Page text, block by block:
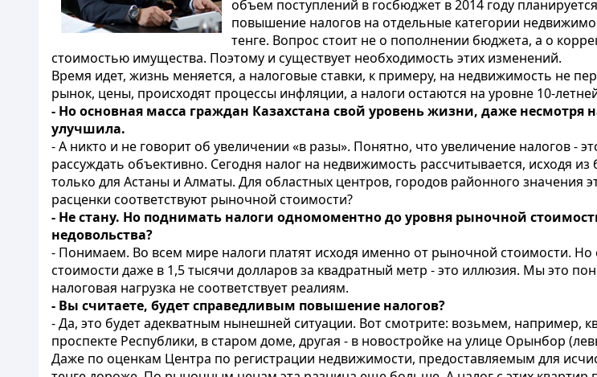
объем поступлений в госбюджет в 2014 году
повышение налогов на отдельные категории
тенге. Вопрос стоит не о пополнении бюджета, а о
стоимостью имущества. Поэтому и существует необходимость этих изменений.
Время идет, жизнь меняется, а налоговые ставки, к примеру, на недвижимость не
рынок, цены, происходят процессы инфляции, а налоги остаются на уровне 10-
- Но основная масса граждан Казахстана свой уровень жизни, даже
улучшила.
- А никто и не говорит об увеличении «в разы». Понятно, что увеличение налогов -
рассуждать объективно. Сегодня налог на недвижимость рассчитывается, исходя
только для Астаны и Алматы. Для областных центров, городов районного значения
расценки соответствуют рыночной стоимости?
- Не стану. Но поднимать налоги одномоментно до уровня рыночной
недовольства?
- Понимаем. Во всем мире налоги платят исходя именно от рыночной стоимости. Но
стоимости даже в 1,5 тысячи долларов за квадратный метр - это иллюзия. Мы это
налоговая нагрузка не соответствует реалиям.
- Вы считаете, будет справедливым повышение налогов?
- Да, это будет адекватным нынешней ситуации. Вот смотрите: возьмем, например,
проспекте Республики, в старом доме, другая - в новостройке на улице Орынбор
Даже по оценкам Центра по регистрации недвижимости, предоставляемым для